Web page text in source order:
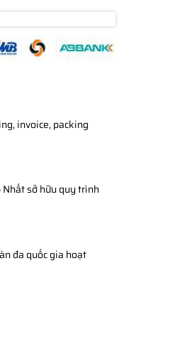
invoice, packing
sở hữu quy trình
đa quốc gia hoạt